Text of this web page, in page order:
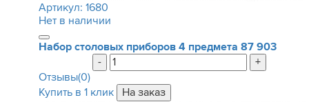
Артикул: 1680
Нет в наличии
Набор столовых приборов 4 предмета 87 903
-
+
Отзывы(0)
Купить в 1 клик